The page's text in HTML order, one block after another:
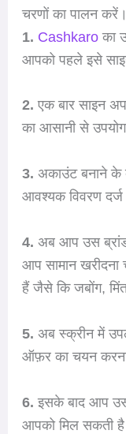
चरणों का पालन करें।
1. Cashkaroका
आपको पहले इसे
2. एक बार साइन
का आसानी से
3. अकाउंट बनाने के
आवश्यक विवरण
4. अब आप उस
आप सामान खरीदना
हैं जैसे कि जबोंग,
5. अब स्क्रीन में
ऑफ़र का चयन
6. इसके बाद आप
आपको मिल सकती